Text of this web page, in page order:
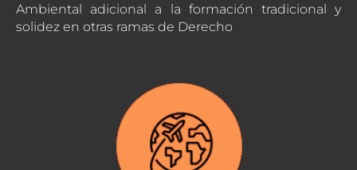
Ambiental adicional a la formación tradicional y
solidez en otras ramas de Derecho